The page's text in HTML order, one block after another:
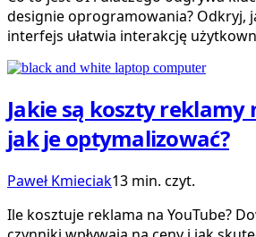
designie oprogramowania? Odkryj,
interfejs ułatwia interakcję
Jakie są koszty reklamy
jak je optymalizować?
Paweł Kmieciak13 min. czyt.
Ile kosztuje reklama na YouTube?